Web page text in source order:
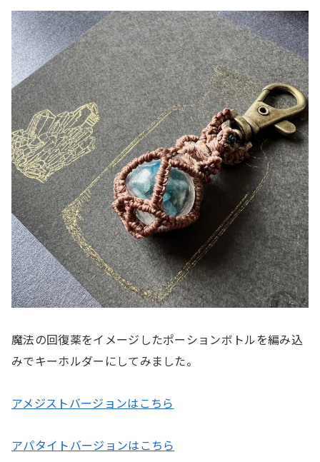
魔法の回復薬をイメージしたポーションボトルを編み込
みでキーホルダーにしてみました。
アメジストバージョンはこちら
アパタイトバージョンはこちら